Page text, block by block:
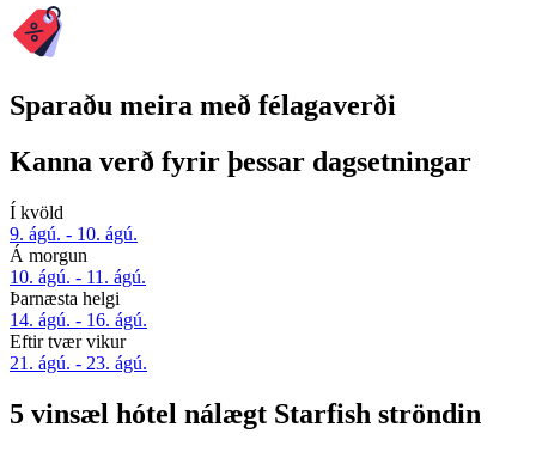
Sparaðu meira með félagaverði
Kanna verð fyrir þessar dagsetningar
Í kvöld
9. ágú. - 10. ágú.
Á morgun
10. ágú. - 11. ágú.
Þarnæsta helgi
14. ágú. - 16. ágú.
Eftir tvær vikur
21. ágú. - 23. ágú.
5 vinsæl hótel nálægt Starfish ströndin